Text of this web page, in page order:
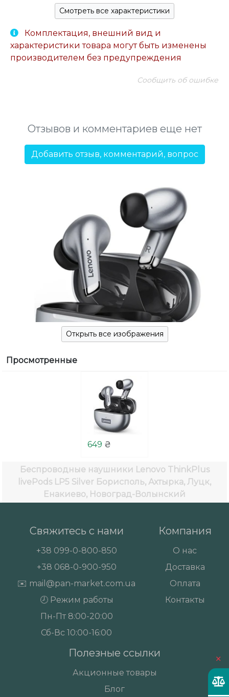
×
Смотреть все характеристики
Комплектация, внешний вид и
характеристики товара могут быть изменены
производителем без предупреждения
Сообщить об ошибке
Отзывов и комментариев еще нет
Добавить отзыв, комментарий, вопрос
Открыть все изображения
Просмотренные
649 ₴
Беспроводные наушники Lenovo ThinkPlus
livePods LP5 Silver Борисполь, Ахтырка, Луцк,
Енакиево, Новоград-Волынский
Свяжитесь с нами
+38 099-0-800-850
+38 068-0-900-950
✉️ mail@pan-market.com.ua
🕗 Режим работы
Пн-Пт 8:00-20:00
Сб-Вс 10:00-16:00
Компания
О нас
Доставка
Оплата
Контакты
Полезные ссылки
Акционные товары
Блог